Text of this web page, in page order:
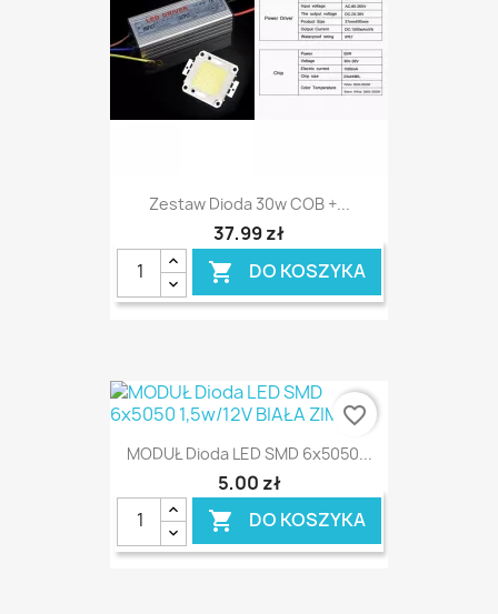
Zestaw Dioda 30w COB +...
37,99 zł
 DO KOSZYKA
MODUŁ Dioda LED SMD 6x5050...
5,00 zł
 DO KOSZYKA
favorite_border